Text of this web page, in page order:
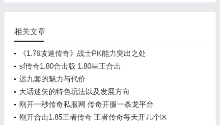
相关文章
《1.76攻速传奇》战士PK能力突出之处
sf传奇1.80合击版 1.80星王合击
运九套的魅力与代价
大话迷失的特色玩法以及发展方向
刚开一秒传奇私服网 传奇开服一条龙平台
刚开合击1.85王者传奇 王者传奇每天开几个区